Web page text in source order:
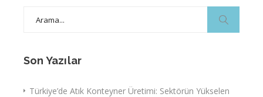
Son Yazılar
Türkiye’de Atık Konteyner Üretimi: Sektörün Yükselen